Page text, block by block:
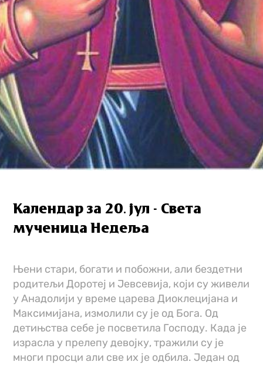
Календар за 20. јул - Света
мученица Недеља
Њени стари, богати и побожни, али бездетни
родитељи Доротеј и Јевсевија, који су живели
у Анадолији у време царева Диоклецијана и
Максимијана, измолили су је од Бога. Од
детињства себе је посветила Господу. Када је
израсла у прелепу девојку, тражили су је
многи просци али све их је одбила. Један од